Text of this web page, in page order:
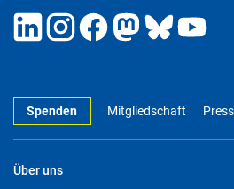
Spenden Mitgliedschaft
Über uns